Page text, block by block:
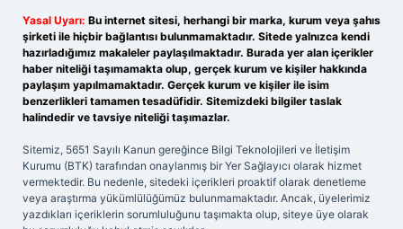
Yasal Uyarı: Bu internet sitesi, herhangi bir marka, kurum veya şahıs
şirketi ile hiçbir bağlantısı bulunmamaktadır. Sitede yalnızca kendi
hazırladığımız makaleler paylaşılmaktadır. Burada yer alan içerikler
haber niteliği taşımamakta olup, gerçek kurum ve kişiler hakkında
paylaşım yapılmamaktadır. Gerçek kurum ve kişiler ile isim
benzerlikleri tamamen tesadüfidir. Sitemizdeki bilgiler taslak
halindedir ve tavsiye niteliği taşımazlar.
Sitemiz, 5651 Sayılı Kanun gereğince Bilgi Teknolojileri ve İletişim
Kurumu (BTK) tarafından onaylanmış bir Yer Sağlayıcı olarak hizmet
vermektedir. Bu nedenle, sitedeki içerikleri proaktif olarak denetleme
veya araştırma yükümlülüğümüz bulunmamaktadır. Ancak, üyelerimiz
yazdıkları içeriklerin sorumluluğunu taşımakta olup, siteye üye olarak